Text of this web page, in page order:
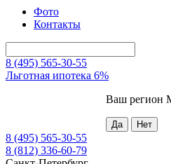
Фото
Контакты
8 (495) 565-30-55
Льготная ипотека 6%
Ваш регион
8 (495) 565-30-55
8 (812) 336-60-79